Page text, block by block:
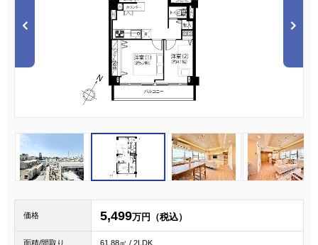
1 2 3
価格 5,499万円（税込）
面積/間取り 61.88㎡ / 2LDK